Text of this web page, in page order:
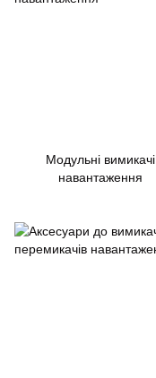
Модульні вимикачі
навантаження